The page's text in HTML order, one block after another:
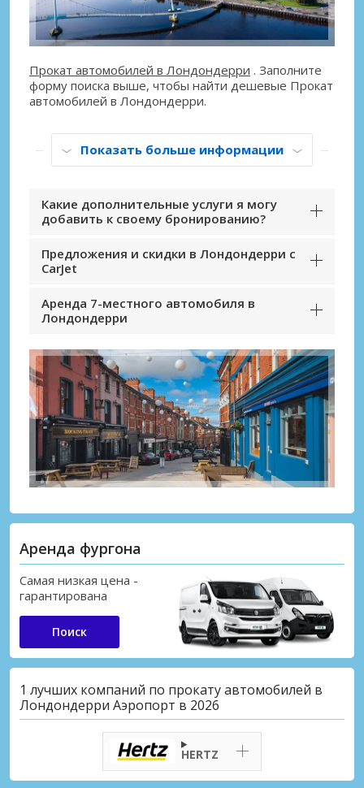
Прокат автомобилей в Лондондерри . Заполните
форму поиска выше, чтобы найти дешевые Прокат
автомобилей в Лондондерри.
Показать больше информации
Какие дополнительные услуги я могу
добавить к своему бронированию?
Предложения и скидки в Лондондерри с
CarJet
Аренда 7-местного автомобиля в
Лондондерри
Аренда фургона
Самая низкая цена -
гарантирована
Поиск
1 лучших компаний по прокату автомобилей в
Лондондерри Аэропорт в 2026
HERTZ